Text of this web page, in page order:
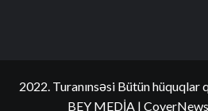
2022. Turanınsəsi Bütün hüquqlar
BEY MEDİA | CoverNews